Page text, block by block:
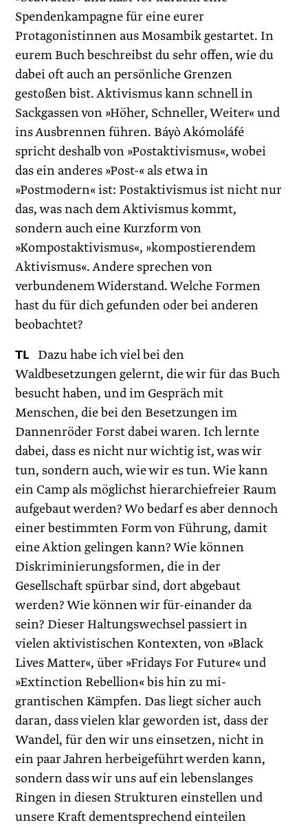
Spendenkampagne für eine eurer
Protagonistinnen aus Mosambik gestartet. In
eurem Buch beschreibst du sehr offen, wie du
dabei oft auch an persönliche Grenzen
gestoßen bist. Aktivismus kann schnell in
Sackgassen von »Höher, Schneller, Weiter« und
ins Ausbrennen führen. Báyò Akómoláfé
spricht deshalb von »Postaktivismus«, wobei
das ein anderes »Post-« als etwa in
»Postmodern« ist: Postaktivismus ist nicht nur
das, was nach dem Aktivismus kommt,
sondern auch eine Kurzform von
»Kompostaktivismus«, »kompostierendem
Aktivismus«. Andere sprechen von
verbundenem Widerstand. Welche Formen
hast du für dich gefunden oder bei anderen
beobachtet?
TL Dazu habe ich viel bei den
Waldbesetzungen gelernt, die wir für das Buch
besucht haben, und im Gespräch mit
Menschen, die bei den Besetzungen im
Dannenröder Forst dabei waren. Ich lernte
dabei, dass es nicht nur wichtig ist, was wir
tun, sondern auch, wie wir es tun. Wie kann
ein Camp als möglichst hierarchiefreier Raum
aufgebaut werden? Wo bedarf es aber dennoch
einer bestimmten Form von Führung, damit
eine Aktion gelingen kann? Wie können
Diskriminierungsformen, die in der
Gesellschaft spürbar sind, dort abgebaut
werden? Wie können wir für-einander da
sein? Dieser Haltungswechsel passiert in
vielen aktivistischen Kontexten, von »Black
Lives Matter«, über »Fridays For Future« und
»Extinction Rebellion« bis hin zu mi-
grantischen Kämpfen. Das liegt sicher auch
daran, dass vielen klar geworden ist, dass der
Wandel, für den wir uns einsetzen, nicht in
ein paar Jahren herbeigeführt werden kann,
sondern dass wir uns auf ein lebenslanges
Ringen in diesen Strukturen einstellen und
unsere Kraft dementsprechend einteilen